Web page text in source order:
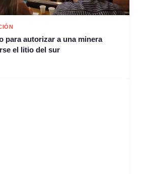
para autorizar a una minera
el litio del sur